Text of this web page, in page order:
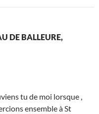
DE BALLEURE,
tu de moi lorsque ,
ensemble à St